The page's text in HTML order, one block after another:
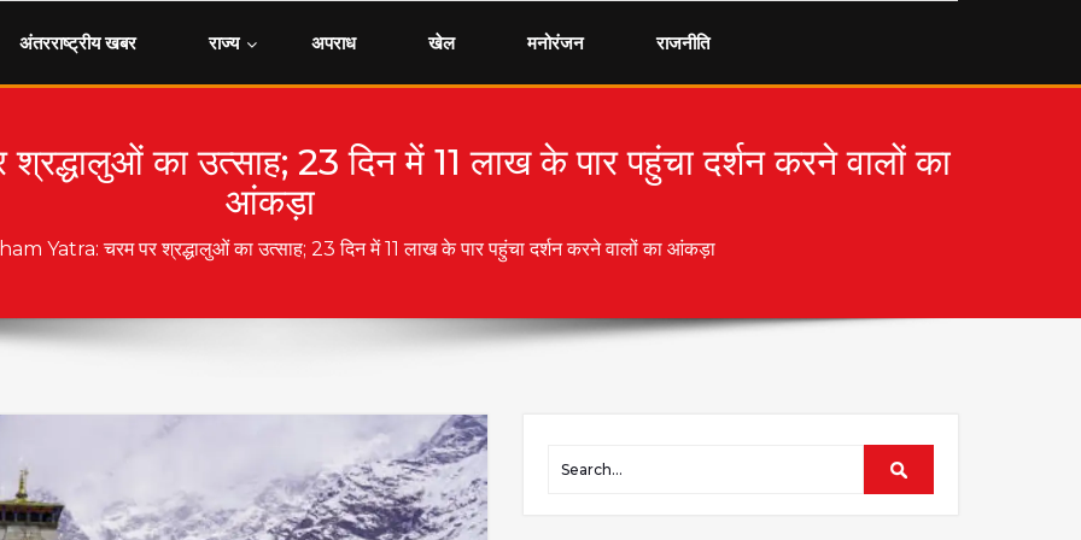
अंतरराष्ट्रीय खबर राज्य अपराध खेल मनोरंजन राजनीति
का उत्साह; 23 दिन में 11 लाख के पार पहुंचा दर्शन करने वालों का
आंकड़ा
Yatra: चरम पर श्रद्धालुओं का उत्साह; 23 दिन में 11 लाख के पार पहुंचा दर्शन करने वालों का आंकड़ा